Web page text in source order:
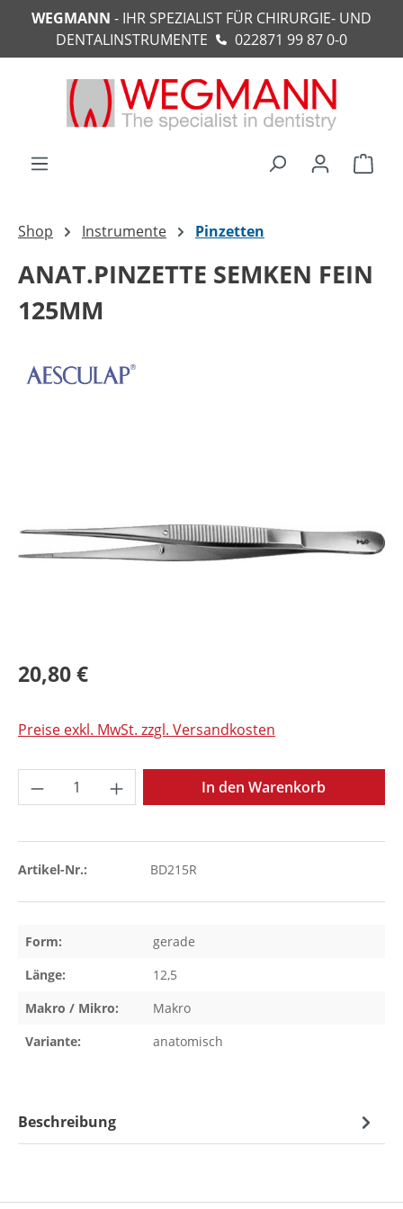
springen
WEGMANN - IHR SPEZIALIST FÜR CHIRURGIE- UND
DENTALINSTRUMENTE
022871 99 87 0-0
Shop Instrumente Pinzetten
ANAT.PINZETTE SEMKEN FEIN
125MM
20,80 €
Preise exkl. MwSt. zzgl. Versandkosten
Produkt Anzahl: Gib den gewünschten
In den Warenkorb
Artikel-Nr.: BD215R
Form:
gerade
Länge:
12,5
Makro / Mikro:
Makro
Variante:
anatomisch
Beschreibung